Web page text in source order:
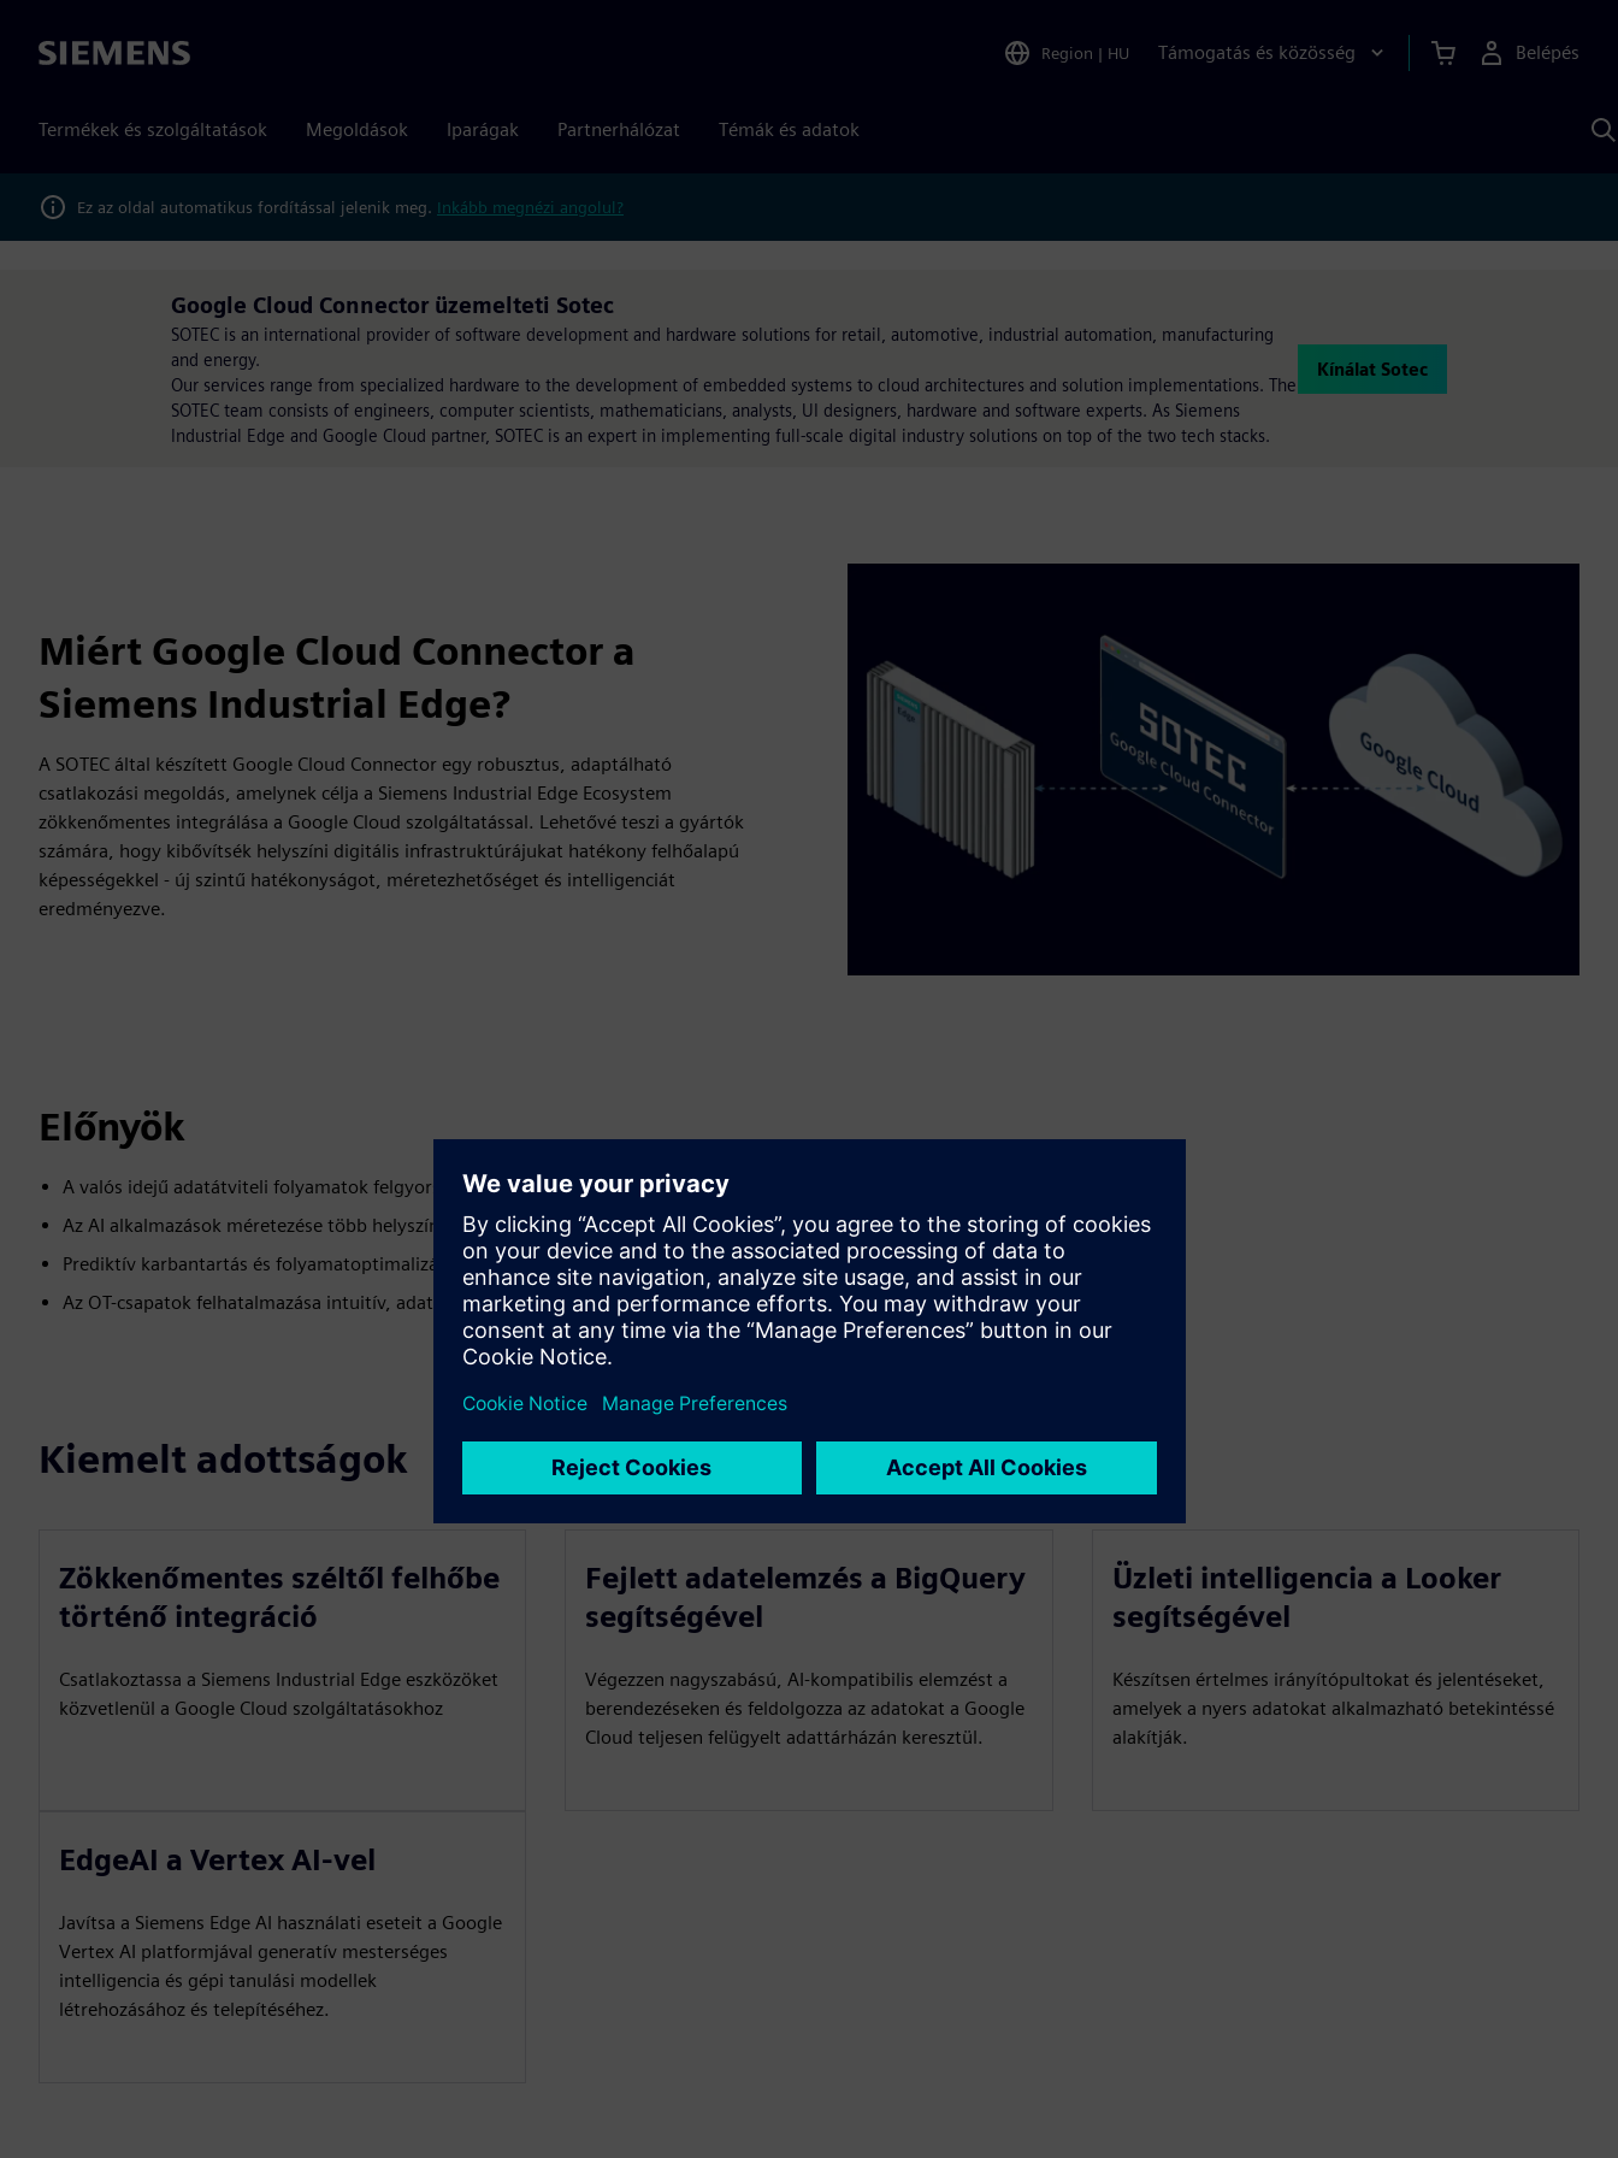
Siemens Region | HU Támogatás és közösség Belépés
Termékek és szolgáltatások Megoldások Iparágak Partnerhálózat Témák és adatok
Ez az oldal automatikus fordítással jelenik meg. Inkább megnézi angolul?
Google Cloud Connector üzemelteti Sotec
SOTEC is an international provider of software development and hardware solutions for retail, automotive, industrial automation, manufacturing
and energy.
Our services range from specialized hardware to the development of embedded systems to cloud architectures and solution implementations. The
SOTEC team consists of engineers, computer scientists, mathematicians, analysts, UI designers, hardware and software experts. As Siemens
Industrial Edge and Google Cloud partner, SOTEC is an expert in implementing full-scale digital industry solutions on top of the two tech stacks.
Kínálat Sotec
Miért Google Cloud Connector a
Siemens Industrial Edge?
A SOTEC által készített Google Cloud Connector egy robusztus, adaptálható
csatlakozási megoldás, amelynek célja a Siemens Industrial Edge Ecosystem
zökkenőmentes integrálása a Google Cloud szolgáltatással. Lehetővé teszi a gyártók
számára, hogy kibővítsék helyszíni digitális infrastruktúrájukat hatékony felhőalapú
képességekkel - új szintű hatékonyságot, méretezhetőséget és intelligenciát
eredményezve.
Előnyök
A valós idejű adatátviteli folyamatok felgyorsítása
Az AI alkalmazások méretezése több helyszínen, és központilag kezelheti az AI csővezetékeket
Prediktív karbantartás és folyamatoptimalizálás engedélyezése
Az OT-csapatok felhatalmazása intuitív, adatvezérelt döntéshozatali eszközökkel
Kiemelt adottságok
Zökkenőmentes széltől felhőbe
történő integráció
Csatlakoztassa a Siemens Industrial Edge eszközöket
közvetlenül a Google Cloud szolgáltatásokhoz
Fejlett adatelemzés a BigQuery
segítségével
Végezzen nagyszabású, AI-kompatibilis elemzést a
berendezéseken és feldolgozza az adatokat a Google
Cloud teljesen felügyelt adattárházán keresztül.
Üzleti intelligencia a Looker
segítségével
Készítsen értelmes irányítópultokat és jelentéseket,
amelyek a nyers adatokat alkalmazható betekintéssé
alakítják.
EdgeAI a Vertex AI-vel
Javítsa a Siemens Edge AI használati eseteit a Google
Vertex AI platformjával generatív mesterséges
intelligencia és gépi tanulási modellek
létrehozásához és telepítéséhez.